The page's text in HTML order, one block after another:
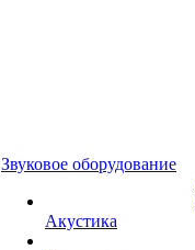
Звуковое оборудование
Акустика